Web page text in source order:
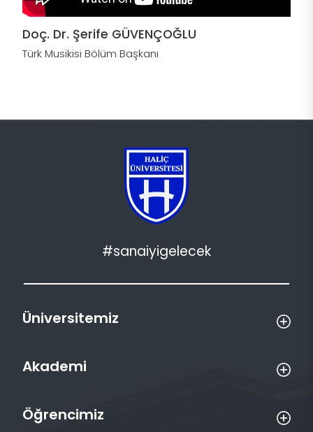
Doç. Dr. Şerife GÜVENÇOĞLU
Türk Musikisi Bölüm Başkanı
#sanaiyigelecek
Üniversitemiz
Akademi
Öğrencimiz